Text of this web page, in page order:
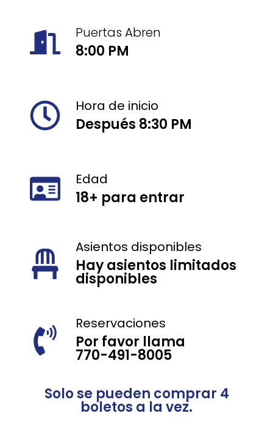
Puertas Abren
8:00 PM
Hora de inicio
Después 8:30 PM
Edad
18+ para entrar
Asientos disponibles
Hay asientos limitados
disponibles
Reservaciones
Por favor llama
770-491-8005
Solo se pueden comprar 4
boletos a la vez.